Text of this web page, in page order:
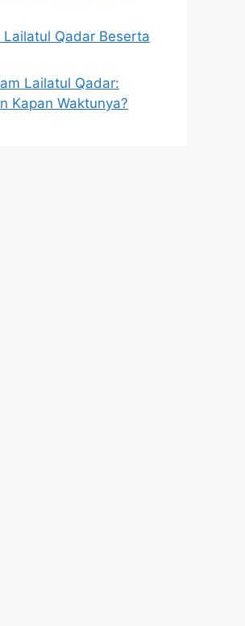
Lailatul Qadar Beserta
Lailatul Qadar:
Kapan Waktunya?